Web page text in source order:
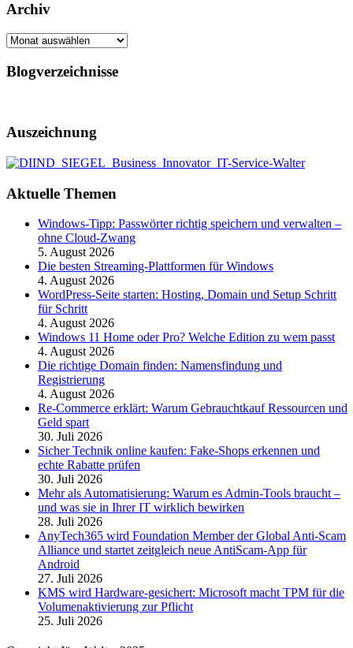
Archiv
Archiv
Blogverzeichnisse
Auszeichnung
Aktuelle Themen
Windows-Tipp: Passwörter richtig speichern und verwalten –
ohne Cloud-Zwang
5. August 2026
Die besten Streaming-Plattformen für Windows
4. August 2026
WordPress-Seite starten: Hosting, Domain und Setup Schritt
für Schritt
4. August 2026
Windows 11 Home oder Pro? Welche Edition zu wem passt
4. August 2026
Die richtige Domain finden: Namensfindung und
Registrierung
4. August 2026
Re-Commerce erklärt: Warum Gebrauchtkauf Ressourcen und
Geld spart
30. Juli 2026
Sicher Technik online kaufen: Fake-Shops erkennen und
echte Rabatte prüfen
30. Juli 2026
Mehr als Automatisierung: Warum es Admin-Tools braucht –
und was sie in Ihrer IT wirklich bewirken
28. Juli 2026
AnyTech365 wird Foundation Member der Global Anti-Scam
Alliance und startet zeitgleich neue AntiScam-App für
Android
27. Juli 2026
KMS wird Hardware-gesichert: Microsoft macht TPM für die
Volumenaktivierung zur Pflicht
25. Juli 2026